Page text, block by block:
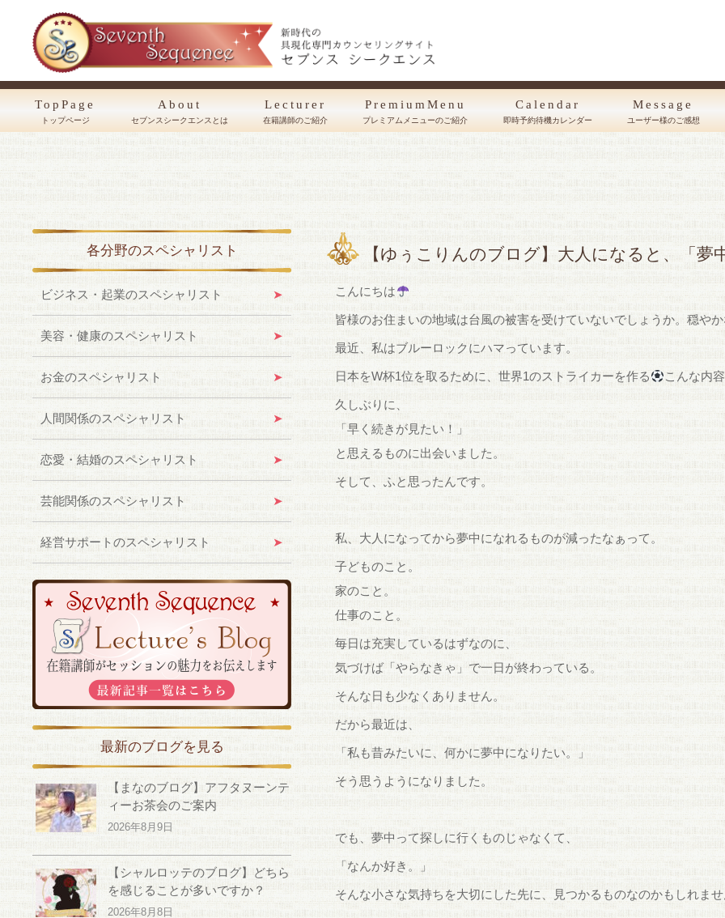
TopPage
トップページ
About
セブンスシークエンスとは
Lecturer
在籍講師のご紹介
PremiumMenu
プレミアムメニューのご紹介
Calendar
即時予約待機カレンダー
Message
ユーザー様のご感想
【ゆぅこりんのブログ】大人になると、「
こんにちは
皆様のお住まいの地域は台風の被害を受けていないでしょうか。穏や
最近、私はブルーロックにハマっています。
日本をW杯1位を取るために、世界1のストライカーを作る こんな内
久しぶりに、
「早く続きが見たい！」
と思えるものに出会いました。
そして、ふと思ったんです。
私、大人になってから夢中になれるものが減ったなぁって。
子どものこと。
家のこと。
仕事のこと。
毎日は充実しているはずなのに、
気づけば「やらなきゃ」で一日が終わっている。
そんな日も少なくありません。
だから最近は、
「私も昔みたいに、何かに夢中になりたい。」
そう思うようになりました。
でも、夢中って探しに行くものじゃなくて、
「なんか好き。」
そんな小さな気持ちを大切にした先に、見つかるものなのかもしれま
各分野のスペシャリスト
ビジネス・起業のスペシャリスト
美容・健康のスペシャリスト
お金のスペシャリスト
人間関係のスペシャリスト
恋愛・結婚のスペシャリスト
芸能関係のスペシャリスト
経営サポートのスペシャリスト
最新のブログを見る
【まなのブログ】アフタヌーンテ
ィーお茶会のご案内
2026年8月9日
【シャルロッテのブログ】どちら
を感じることが多いですか？
2026年8月8日